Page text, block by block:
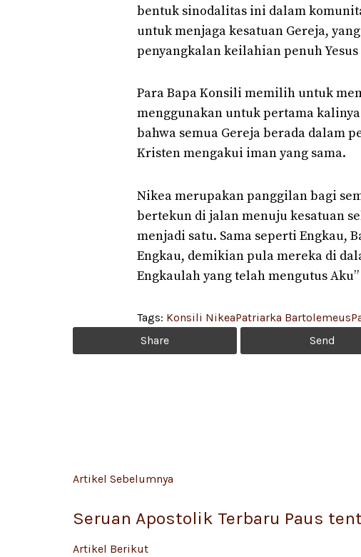
bentuk sinodalitas ini dalam
untuk menjaga kesatuan Gereja,
penyangkalan keilahian penuh
Para Bapa Konsili memilih untuk
menggunakan untuk pertama
bahwa semua Gereja berada dalam
Kristen mengakui iman yang sama.
Nikea merupakan panggilan bagi
bertekun di jalan menuju kesatuan
menjadi satu. Sama seperti Engkau,
Engkau, demikian pula mereka di
Engkaulah yang telah mengutus Aku”
Tags: Konsili NikeaPatriarka Bartolemeus
Share
Send
Artikel Sebelumnya
Seruan Apostolik Terbaru Paus
Artikel Berikut